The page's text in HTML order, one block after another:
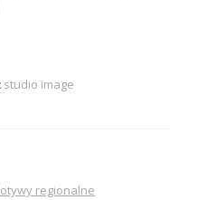
studio image
regionalne